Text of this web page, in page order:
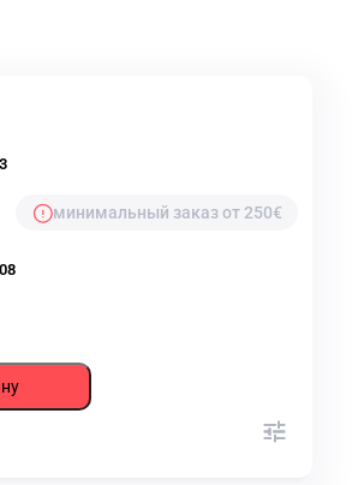
минимальный заказ от 250€